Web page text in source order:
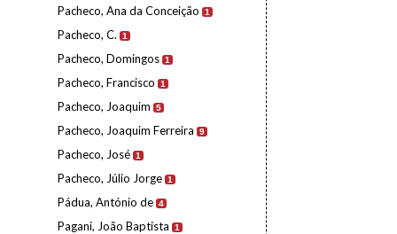
Pacheco, Ana da Conceição 1
Pacheco, C. 1
Pacheco, Domingos 1
Pacheco, Francisco 1
Pacheco, Joaquim 5
Pacheco, Joaquim Ferreira 9
Pacheco, José 1
Pacheco, Júlio Jorge 1
Pádua, António de 4
Pagani, João Baptista 1